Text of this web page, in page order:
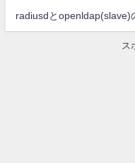
radiusdとopenldap(slave)
ス